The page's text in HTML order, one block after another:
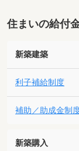
住まいの給付
新築建築
利子補給制度
補助／助成金制
新築購入